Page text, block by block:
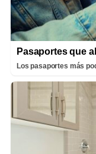
Pasaportes que
Los pasaportes más